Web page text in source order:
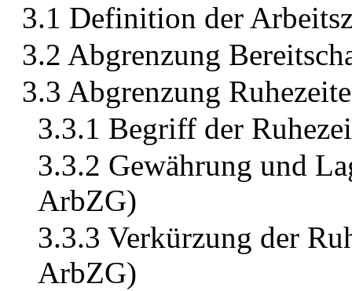
3.1 Definition der
3.2 Abgrenzung
3.3 Abgrenzung
3.3.1 Begriff der
3.3.2 Gewährung und
ArbZG)
3.3.3 Verkürzung der
ArbZG)